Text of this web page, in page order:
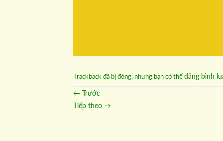
Trackback đã bị đóng, nhưng bạn có thể đăng bình
← Trước
Tiếp theo →